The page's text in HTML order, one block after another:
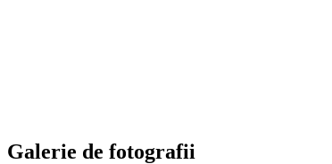
Galerie de fotografii